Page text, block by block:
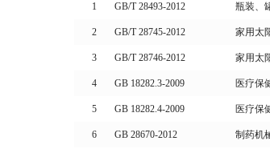
1 GB/T 28493-2012 瓶装、
2 GB/T 28745-2012 家用太
3 GB/T 28746-2012 家用太
4 GB 18282.3-2009 医疗保
5 GB 18282.4-2009 医疗保
6 GB 28670-2012 制药机